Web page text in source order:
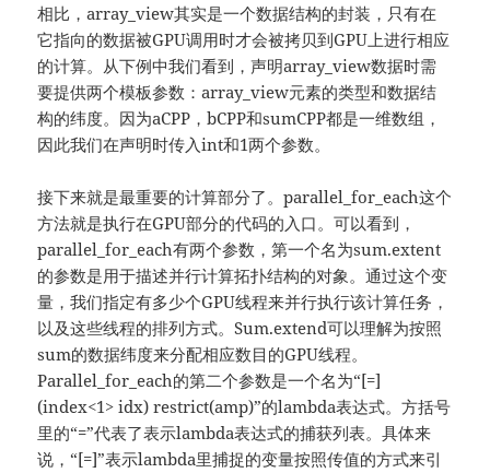
相比，array_view其实是一个数据结构的封装，只有在
它指向的数据被GPU调用时才会被拷贝到GPU上进行相应
的计算。从下例中我们看到，声明array_view数据时需
要提供两个模板参数：array_view元素的类型和数据结
构的纬度。因为aCPP，bCPP和sumCPP都是一维数组，
因此我们在声明时传入int和1两个参数。
接下来就是最重要的计算部分了。parallel_for_each这个
方法就是执行在GPU部分的代码的入口。可以看到，
parallel_for_each有两个参数，第一个名为sum.extent
的参数是用于描述并行计算拓扑结构的对象。通过这个变
量，我们指定有多少个GPU线程来并行执行该计算任务，
以及这些线程的排列方式。Sum.extend可以理解为按照
sum的数据纬度来分配相应数目的GPU线程。
Parallel_for_each的第二个参数是一个名为“[=]
(index<1> idx) restrict(amp)”的lambda表达式。方括号
里的“=”代表了表示lambda表达式的捕获列表。具体来
说，“[=]”表示lambda里捕捉的变量按照传值的方式来引